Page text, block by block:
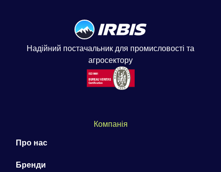
Надійний постачальник для промисловості та
агросектору
Компанія
Про нас
Бренди